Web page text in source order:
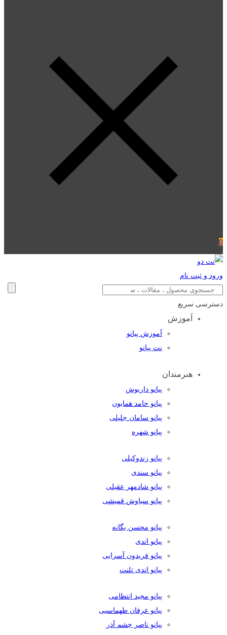
0
ورود و ثبت نام
دسترسی سریع
آموزش
آموزش پیانو
نت پیانو
هنرمندان
پیانو داریوش
پیانو حامد همایون
پیانو سامان جلیلی
پیانو شهره
پیانو زندوکیلی
پیانو سندی
پیانو شادمهر عقیلی
پیانو سیاوش قمیشی
پیانو محسن یگانه
پیانو اندی
پیانو فریدون آسرایی
پیانو اندی تلنت
پیانو مجید انتظامی
پیانو عرفان طهماسبی
پیانو ناصر چشم آذر